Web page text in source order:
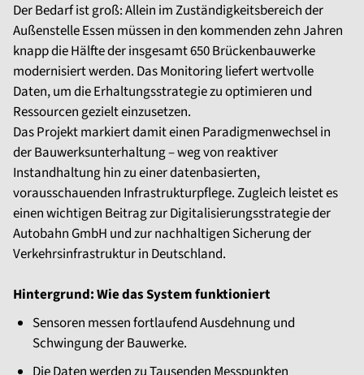
Der Bedarf ist groß: Allein im Zuständigkeitsbereich der
Außenstelle Essen müssen in den kommenden zehn Jahren
knapp die Hälfte der insgesamt 650 Brückenbauwerke
modernisiert werden. Das Monitoring liefert wertvolle
Daten, um die Erhaltungsstrategie zu optimieren und
Ressourcen gezielt einzusetzen.
Das Projekt markiert damit einen Paradigmenwechsel in
der Bauwerksunterhaltung – weg von reaktiver
Instandhaltung hin zu einer datenbasierten,
vorausschauenden Infrastrukturpflege. Zugleich leistet es
einen wichtigen Beitrag zur Digitalisierungsstrategie der
Autobahn GmbH und zur nachhaltigen Sicherung der
Verkehrsinfrastruktur in Deutschland.
Hintergrund: Wie das System funktioniert
Sensoren messen fortlaufend Ausdehnung und
Schwingung der Bauwerke.